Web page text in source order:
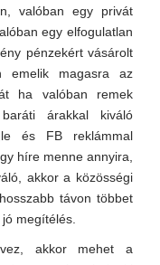
valóban egy privát
egy elfogulatlan
pénzekért vásárolt
emelik magasra az
ha valóban remek
árakkal kiváló
és FB reklámmal
híre menne annyira,
akkor a közösségi
távon többet
megítélés.
akkor mehet a